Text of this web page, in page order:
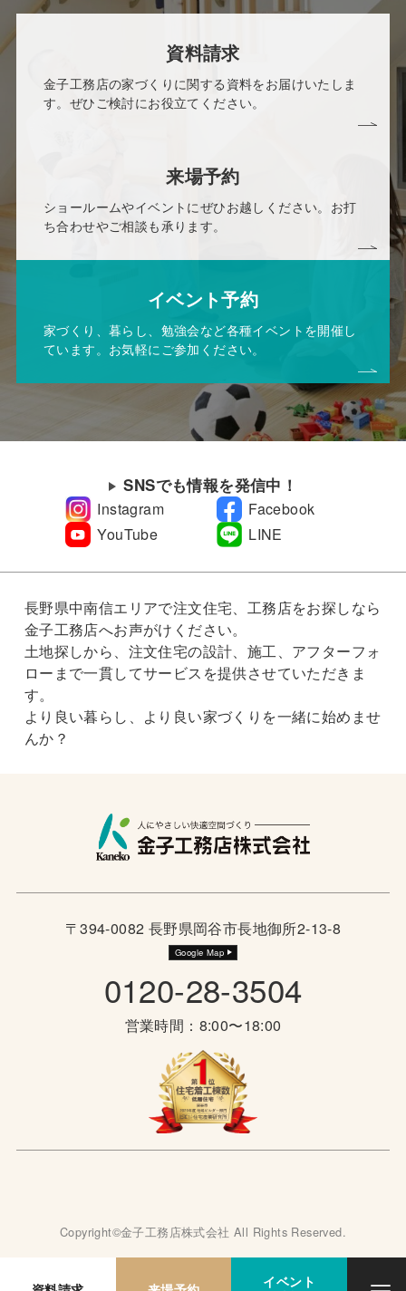
資料請求
金子工務店の家づくりに関する資料をお届けいたしま
す。ぜひご検討にお役立てください。
来場予約
ショールームやイベントにぜひお越しください。お打
ち合わせやご相談も承ります。
イベント予約
家づくり、暮らし、勉強会など各種イベントを開催し
ています。お気軽にご参加ください。
SNSでも情報を発信中！
Instagram
Facebook
YouTube
LINE
長野県中南信エリアで注文住宅、工務店をお探しなら
金子工務店へお声がけください。
土地探しから、注文住宅の設計、施工、アフターフォ
ローまで一貫してサービスを提供させていただきま
す。
より良い暮らし、より良い家づくりを一緒に始めませ
んか？
〒394-0082 長野県岡谷市長地御所2-13-8
Google Map
0120-28-3504
営業時間：8:00〜18:00
Copyright©金子工務店株式会社 All Rights Reserved.
イベント